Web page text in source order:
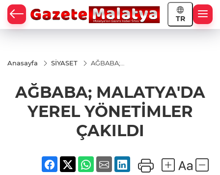
TR
Anasayfa SİYASET
AĞBABA;
YÖNETİMLER
ÇAKILDI
AĞBABA; MALATYA'DA
YEREL YÖNETİMLER
ÇAKILDI